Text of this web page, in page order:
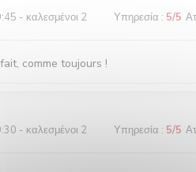
- καλεσμένοι 2 Υπηρεσία : 5/5
comme toujours !
- καλεσμένοι 2 Υπηρεσία : 5/5